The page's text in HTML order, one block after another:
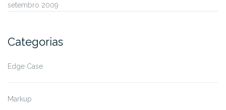
setembro 2009
Categorias
Edge Case
Markup